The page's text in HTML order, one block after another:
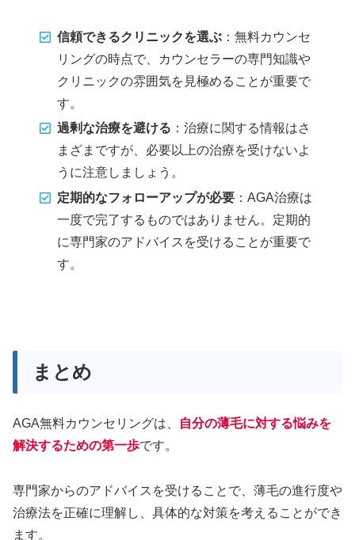
信頼できるクリニックを選ぶ ：無料カウンセ
リングの時点で、カウンセラーの専門知識や
クリニックの雰囲気を見極めることが重要で
す。
過剰な治療を避ける ：治療に関する情報はさ
まざまですが、必要以上の治療を受けないよ
うに注意しましょう。
定期的なフォローアップが必要 ：AGA治療は
一度で完了するものではありません。定期的
に専門家のアドバイスを受けることが重要で
す。
まとめ
AGA無料カウンセリングは、
自分の薄毛に対する悩みを
解決するための第一歩です。
専門家からのアドバイスを受けることで、薄毛の進行度や
治療法を正確に理解し、具体的な対策を考えることができ
ます。